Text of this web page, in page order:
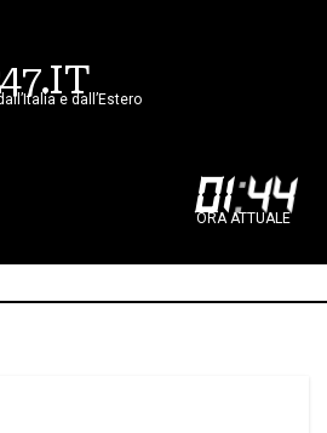
e dall’Estero
01:44
ORA ATTUALE